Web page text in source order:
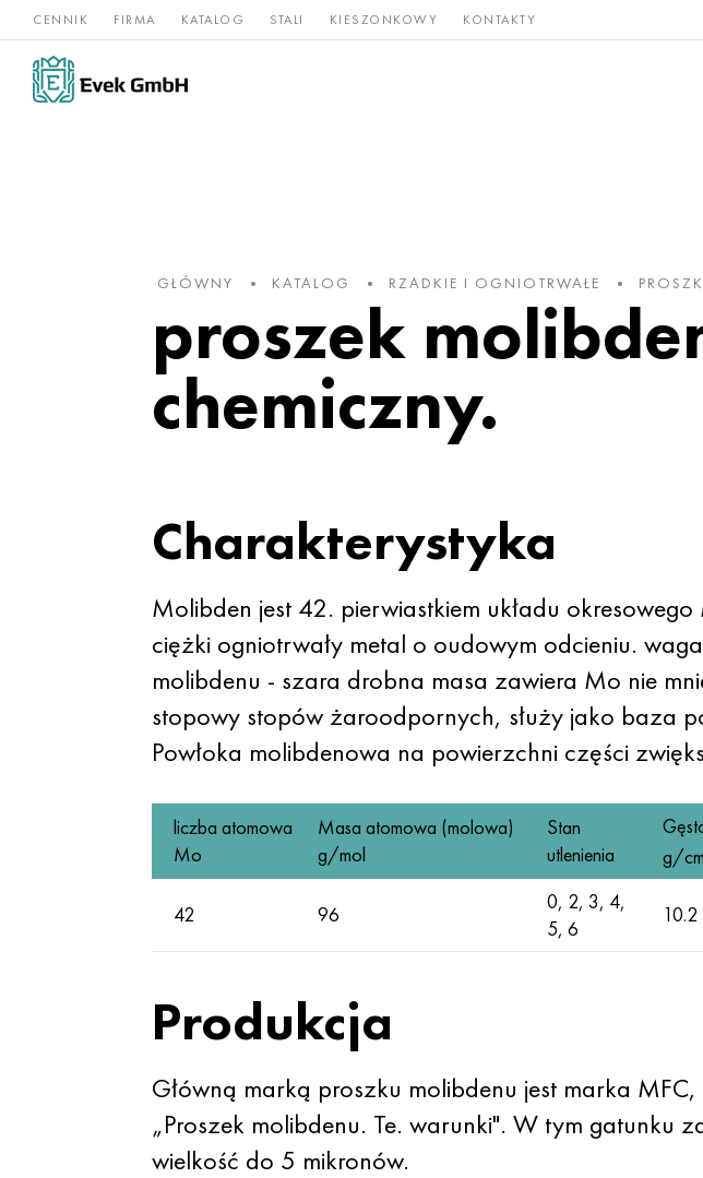
CENNIK FIRMA KATALOG STALI KIESZONKOWY KONTAKTY
Stopy
niklu
Stal Rzadkie i
GŁÓWNY KATALOG RZADKIE I OGNIOTRWAŁE
proszek
chemiczny.
Charakterystyka
Molibden jest 42. pierwiastkiem układu
ciężki ogniotrwały metal o oudowym odcieniu.
molibdenu - szara drobna masa zawiera Mo nie
stopowy stopów żaroodpornych, służy jako baza
Powłoka molibdenowa na powierzchni części
liczba atomowa
Mo
Masa atomowa (molowa)
g/mol
Stan
utlenienia
g/cm
42 96
0, 2, 3, 4,
5, 6
10.2
Produkcja
Główną marką proszku molibdenu jest marka
„Proszek molibdenu. Te. warunki". W tym gatunku
wielkość do 5 mikronów.